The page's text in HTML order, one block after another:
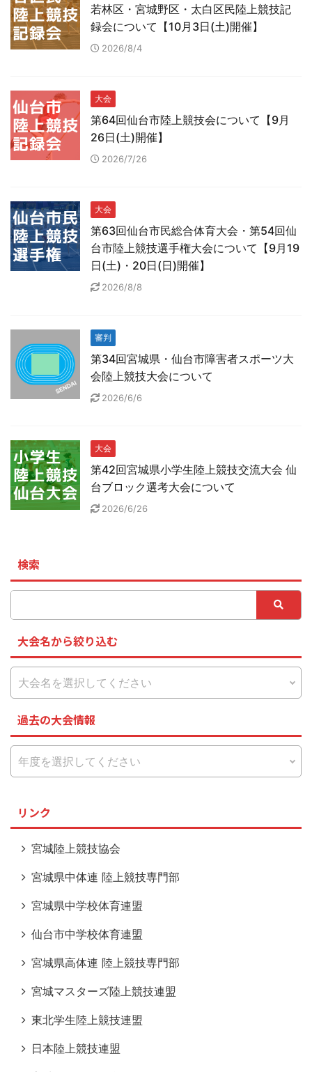
若林区・宮城野区・太白区民陸上競技記
録会について【10月3日(土)開催】
2026/8/4
大会
第64回仙台市陸上競技会について【9月
26日(土)開催】
2026/7/26
大会
第63回仙台市民総合体育大会・第54回仙
台市陸上競技選手権大会について【9月19
日(土)・20日(日)開催】
2026/8/8
審判
第34回宮城県・仙台市障害者スポーツ大
会陸上競技大会について
2026/6/6
大会
第42回宮城県小学生陸上競技交流大会 仙
台ブロック選考大会について
2026/6/26
検索
大会名から絞り込む
過去の大会情報
リンク
宮城陸上競技協会
宮城県中体連 陸上競技専門部
宮城県中学校体育連盟
仙台市中学校体育連盟
宮城県高体連 陸上競技専門部
宮城マスターズ陸上競技連盟
東北学生陸上競技連盟
日本陸上競技連盟